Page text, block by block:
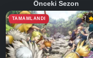
Önceki Sezon
TAMAMLANDI